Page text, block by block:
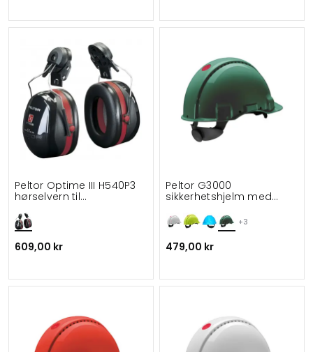
Peltor Optime III H540P3
hørselvern til
609,00 kr
+3
Peltor G3000
sikkerhetshjelm med
479,00 kr